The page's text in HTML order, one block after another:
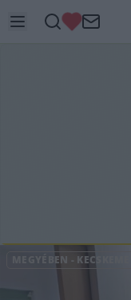
MEGYÉBEN - KECSKEMÉT